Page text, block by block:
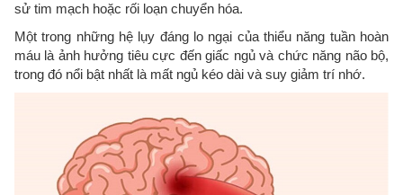
sử tim mạch hoặc rối loạn chuyển hóa.
Một trong những hệ lụy đáng lo ngại của thiểu năng tuần hoàn
máu là ảnh hưởng tiêu cực đến giấc ngủ và chức năng não bộ,
trong đó nổi bật nhất là mất ngủ kéo dài và suy giảm trí nhớ.